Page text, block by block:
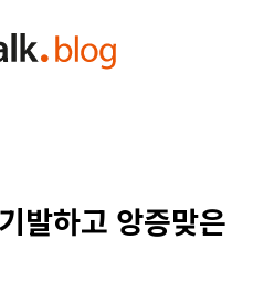
발하고 앙증맞은